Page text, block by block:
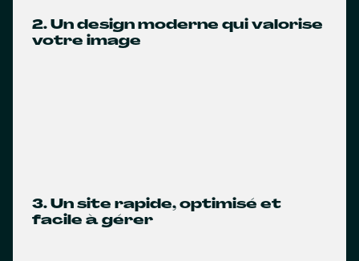
2. Un design moderne qui valorise
votre image
3. Un site rapide, optimisé et
facile à gérer